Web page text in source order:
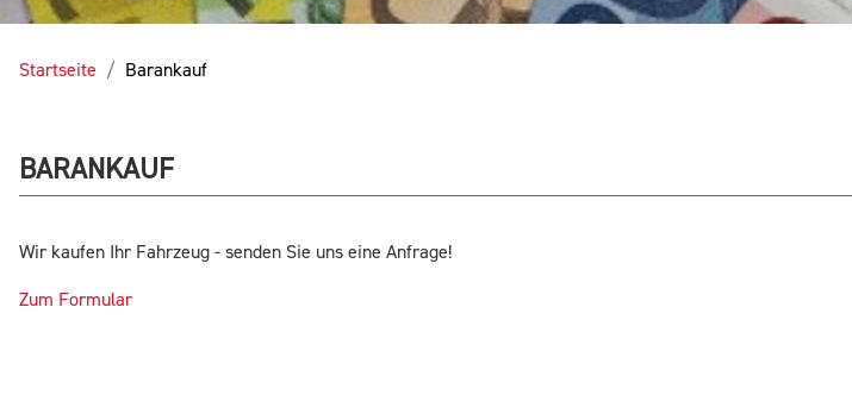
Startseite Barankauf
BARANKAUF
Wir kaufen Ihr Fahrzeug - senden Sie uns eine Anfrage!
Zum Formular